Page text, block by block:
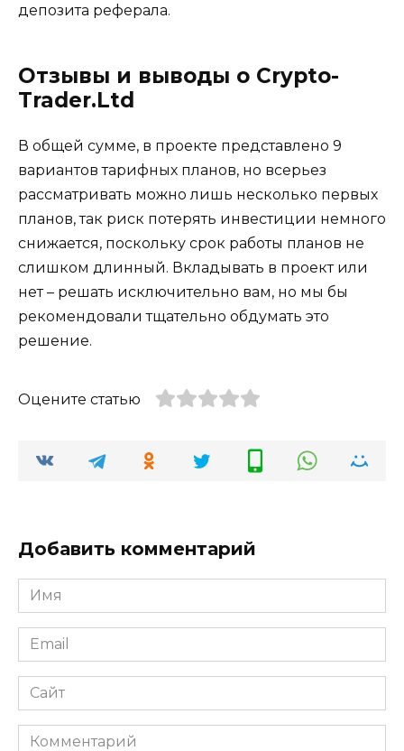
депозита реферала.
Отзывы и выводы о Crypto-
Trader.Ltd
В общей сумме, в проекте представлено 9
вариантов тарифных планов, но всерьез
рассматривать можно лишь несколько первых
планов, так риск потерять инвестиции немного
снижается, поскольку срок работы планов не
слишком длинный. Вкладывать в проект или
нет – решать исключительно вам, но мы бы
рекомендовали тщательно обдумать это
решение.
Оцените статью
Добавить комментарий
Имя
*
Email
*
Сайт
Комментарий